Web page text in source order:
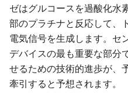
ゼはグルコースを過酸化水
部のプラチナと反応して、
電気信号を生成します。セ
デバイスの最も重要な部分
せるための技術的進歩が、
牽引すると予想されます。